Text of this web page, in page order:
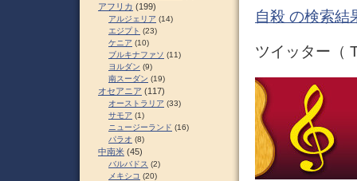
自殺 の検索結
ツイッター（
アフリカ (199)
アルジェリア (14)
エジプト (23)
ケニア (10)
ブルキナファソ (11)
ヨルダン (9)
南スーダン (19)
オセアニア (117)
オーストラリア (33)
サモア (1)
ニュージーランド (16)
パラオ (8)
中南米 (45)
バルバドス (2)
メキシコ (20)